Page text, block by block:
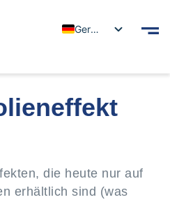
German
die heute nur auf
erhältlich sind (was